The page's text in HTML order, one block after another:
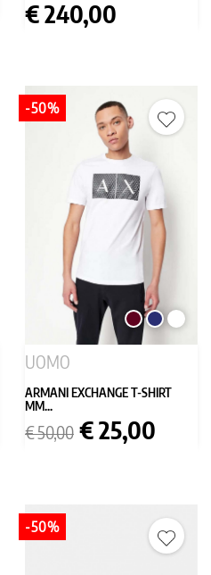
Prezzo
€ 240,00
BORDEAUX
BLU
UOMO
ARMANI EXCHANGE T-SHIRT
MM...
Prezzo
base
€ 50,00 Prezzo
€ 25,00
-50%
-50%